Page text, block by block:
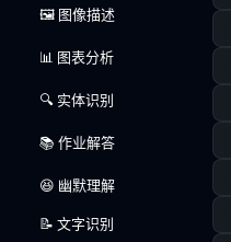
🖼️ 图像描述
📊 图表分析
🔍 实体识别
📚 作业解答
😆 幽默理解
📝 文字识别